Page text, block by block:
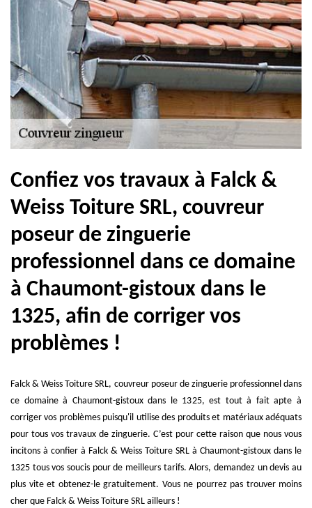
Confiez vos travaux à Falck &
Weiss Toiture SRL, couvreur
poseur de zinguerie
professionnel dans ce domaine
à Chaumont-gistoux dans le
1325, afin de corriger vos
problèmes !
Falck & Weiss Toiture SRL, couvreur poseur de zinguerie professionnel dans
ce domaine à Chaumont-gistoux dans le 1325, est tout à fait apte à
corriger vos problèmes puisqu'il utilise des produits et matériaux adéquats
pour tous vos travaux de zinguerie. C’est pour cette raison que nous vous
incitons à confier à Falck & Weiss Toiture SRL à Chaumont-gistoux dans le
1325 tous vos soucis pour de meilleurs tarifs. Alors, demandez un devis au
plus vite et obtenez-le gratuitement. Vous ne pourrez pas trouver moins
cher que Falck & Weiss Toiture SRL ailleurs !